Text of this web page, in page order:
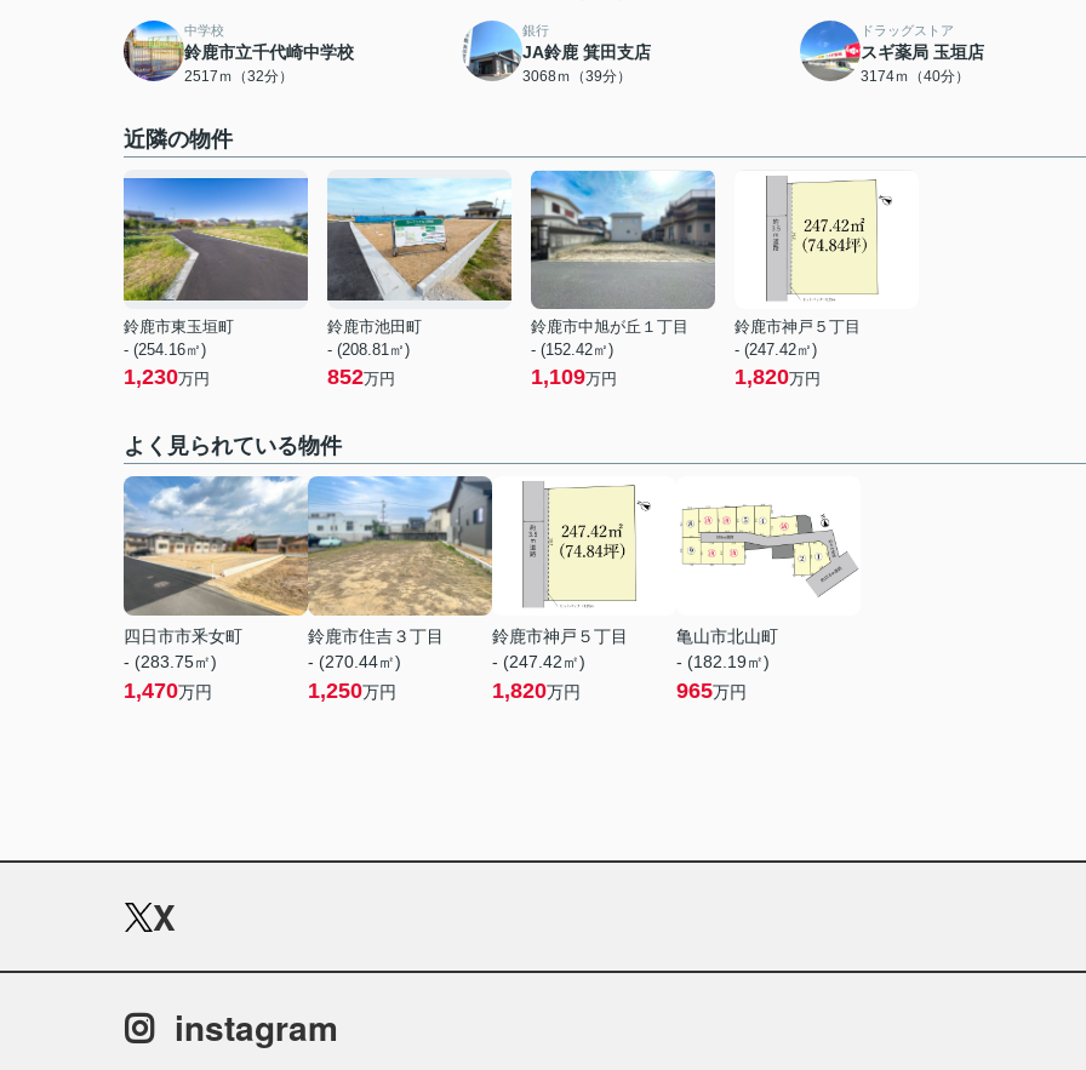
中学校
鈴鹿市立千代崎中学校
2517ｍ（32分）
銀行
JA鈴鹿 箕田支店
3068ｍ（39分）
ドラッグストア
スギ薬局 玉垣店
3174ｍ（40分）
近隣の物件
鈴鹿市東玉垣町
- (254.16㎡)
1,230万円
鈴鹿市池田町
- (208.81㎡)
852万円
鈴鹿市中旭が丘１丁目
- (152.42㎡)
1,109万円
鈴鹿市神戸５丁目
- (247.42㎡)
1,820万円
よく見られている物件
四日市市釆女町
- (283.75㎡)
1,470万円
鈴鹿市住吉３丁目
- (270.44㎡)
1,250万円
鈴鹿市神戸５丁目
- (247.42㎡)
1,820万円
亀山市北山町
- (182.19㎡)
965万円
X
instagram